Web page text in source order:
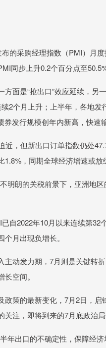
的采购经理指数（PMI）月
同步上升0.2个百分点至
方面是“抢出口”效应延续，
2个月上升；上半年，各地
券发行规模创年内新高，快速
近，但新出口订单指数仍处
1.8%，同期全球经济增速或放
明朗的关税前景下，亚洲地
自2022年10月以来连续第
月出现负增长。
主动发力期，7月则是关键转
空间。
政策的最新变化，7月2日，
关注，即将到来的7月底政治
年出口的不确定性，保障经